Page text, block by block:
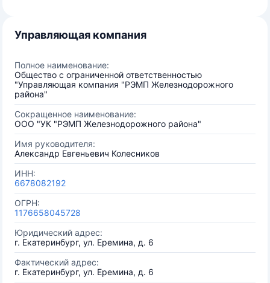
Управляющая компания
Полное наименование:
Общество с ограниченной ответственностью
"Управляющая компания "РЭМП Железнодорожного
района"
Сокращенное наименование:
ООО "УК "РЭМП Железнодорожного района"
Имя руководителя:
Александр Евгеньевич Колесников
ИНН:
6678082192
ОГРН:
1176658045728
Юридический адрес:
г. Екатеринбург, ул. Еремина, д. 6
Фактический адрес:
г. Екатеринбург, ул. Еремина, д. 6